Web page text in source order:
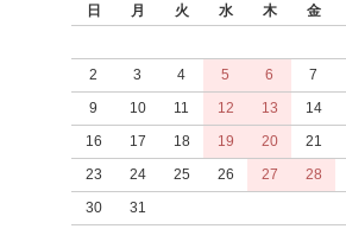
日
月 火 水 木 金
2
3 4 5 6 7
9
10 11 12 13 14
16
17 18 19 20 21
23
24 25 26 27 28
30
31